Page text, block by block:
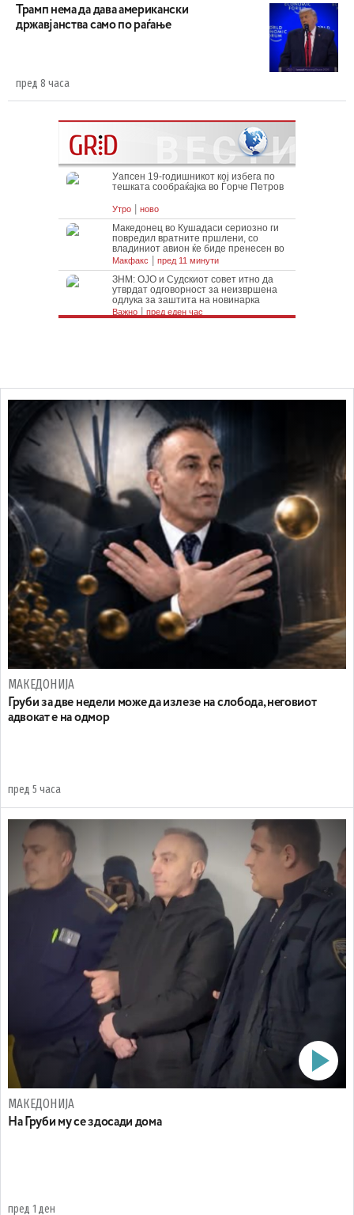
Трамп нема да дава американски
државјанства само по раѓање
пред 8 часа
МАКЕДОНИЈА
Груби за две недели може да излезе на слобода, неговиот
адвокат е на одмор
пред 5 часа
МАКЕДОНИЈА
На Груби му се здосади дома
пред 1 ден